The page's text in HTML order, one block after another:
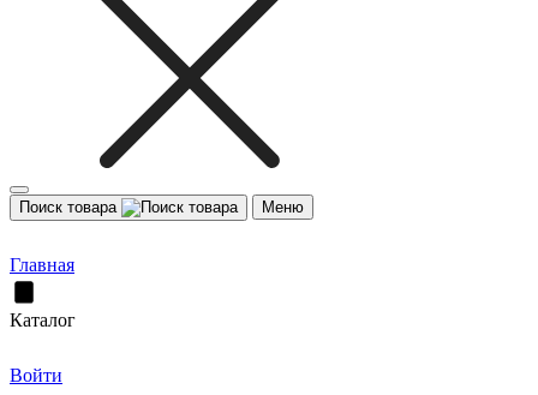
Поиск товара Меню
Главная
Каталог
Войти